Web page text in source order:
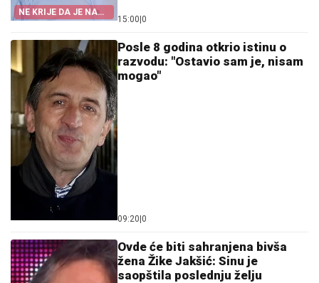
NE KRIJE DA JE NA
MUKAMA
15:00|0
Posle 8 godina otkrio istinu o
razvodu: "Ostavio sam je, nisam
mogao"
09:20|0
Ovde će biti sahranjena bivša
žena Žike Jakšić: Sinu je
saopštila poslednju želju